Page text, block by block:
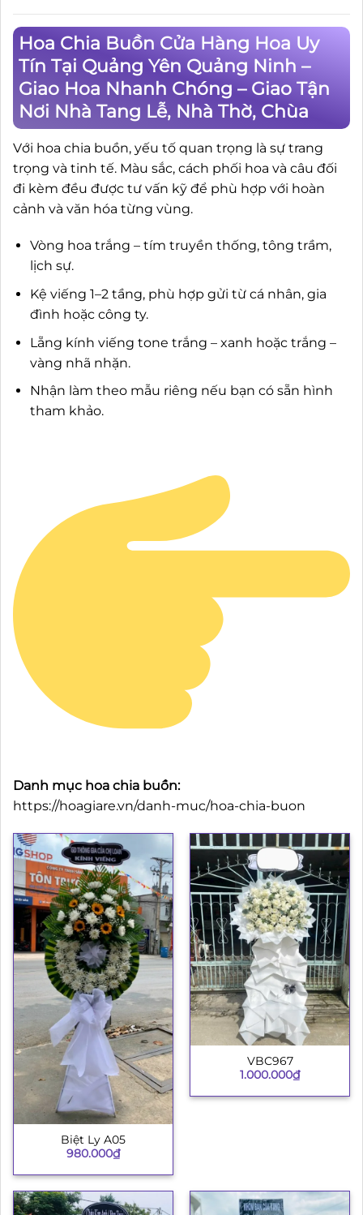
Hoa Chia Buồn Cửa Hàng Hoa Uy
Tín Tại Quảng Yên Quảng Ninh –
Giao Hoa Nhanh Chóng – Giao Tận
Nơi Nhà Tang Lễ, Nhà Thờ, Chùa
Với hoa chia buồn, yếu tố quan trọng là sự trang
trọng và tinh tế. Màu sắc, cách phối hoa và câu đối
đi kèm đều được tư vấn kỹ để phù hợp với hoàn
cảnh và văn hóa từng vùng.
Vòng hoa trắng – tím truyền thống, tông trầm,
lịch sự.
Kệ viếng 1–2 tầng, phù hợp gửi từ cá nhân, gia
đình hoặc công ty.
Lẵng kính viếng tone trắng – xanh hoặc trắng –
vàng nhã nhặn.
Nhận làm theo mẫu riêng nếu bạn có sẵn hình
tham khảo.
Danh mục hoa chia buồn:
https://hoagiare.vn/danh-muc/hoa-chia-buon
Biệt Ly A05
980.000₫
VBC967
1.000.000₫